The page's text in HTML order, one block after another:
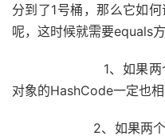
分到了1号桶，那么它如
呢，这时候就需要equals
1、如果两个对象
对象的HashCode一定也
2、如果两个对象